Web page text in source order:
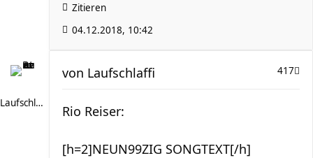
Zitieren
04.12.2018, 10:42
Laufschlaffi
417
von Laufschlaffi
Rio Reiser:
[h=2]NEUN99ZIG SONGTEXT[/h]